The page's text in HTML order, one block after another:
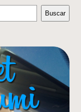
Buscar